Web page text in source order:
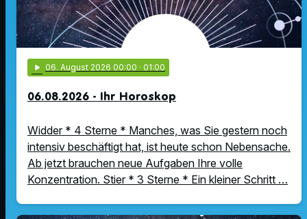
play_arrow 06. August 2026 00:00 · 01:00
06.08.2026 - Ihr Horoskop
Widder * 4 Sterne * Manches, was Sie gestern noch
intensiv beschäftigt hat, ist heute schon Nebensache.
Ab jetzt brauchen neue Aufgaben Ihre volle
Konzentration. Stier * 3 Sterne * Ein kleiner Schritt …